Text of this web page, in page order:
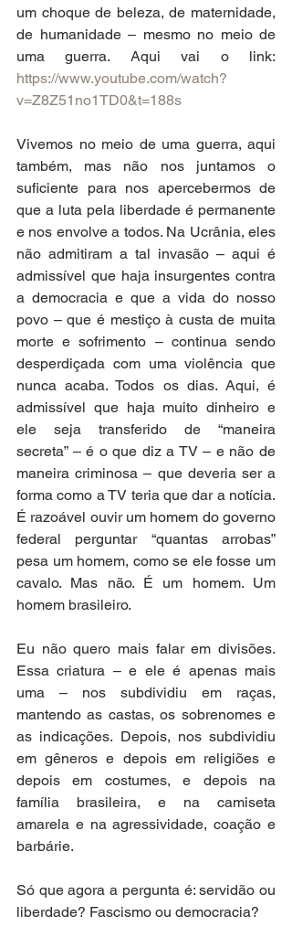
um choque de beleza, de maternidade,
de humanidade – mesmo no meio de
https://www.youtube.com/watch?
v=Z8Z51no1TD0&t=188s
Vivemos no meio de uma guerra, aqui
também, mas não nos juntamos o
suficiente para nos apercebermos de
que a luta pela liberdade é permanente
e nos envolve a todos. Na Ucrânia, eles
não admitiram a tal invasão – aqui é
admissível que haja insurgentes contra
a democracia e que a vida do nosso
povo – que é mestiço à custa de muita
morte e sofrimento – continua sendo
desperdiçada com uma violência que
nunca acaba. Todos os dias. Aqui, é
admissível que haja muito dinheiro e
ele seja transferido de “maneira
secreta” – é o que diz a TV – e não de
maneira criminosa – que deveria ser a
forma como a TV teria que dar a notícia.
É razoável ouvir um homem do governo
federal perguntar “quantas arrobas”
pesa um homem, como se ele fosse um
cavalo. Mas não. É um homem. Um
homem brasileiro.
Eu não quero mais falar em divisões.
Essa criatura – e ele é apenas mais
uma – nos subdividiu em raças,
mantendo as castas, os sobrenomes e
as indicações. Depois, nos subdividiu
em gêneros e depois em religiões e
depois em costumes, e depois na
família brasileira, e na camiseta
amarela e na agressividade, coação e
barbárie.
Só que agora a pergunta é: servidão ou
liberdade? Fascismo ou democracia?